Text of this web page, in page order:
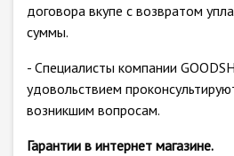
договора вкупе с возвратом
суммы.
- Специалисты компании
удовольствием
возникшим вопросам.
Гарантии в интернет магазине.